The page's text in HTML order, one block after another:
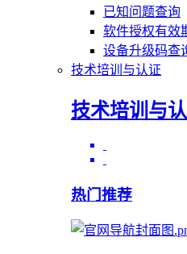
已知问题查询
软件授权有效
设备升级码查
技术培训与认证
技术培训与
热门推荐